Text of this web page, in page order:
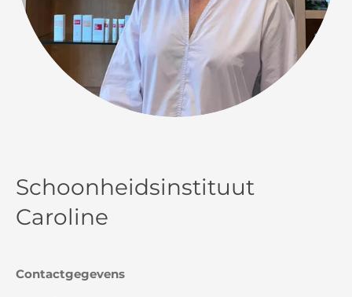
Schoonheidsinstituut
Caroline
Contactgegevens